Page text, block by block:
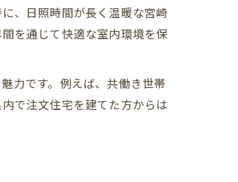
、日照時間が長く温暖な宮崎
を通じて快適な室内環境を保
力です。例えば、共働き世帯
で注文住宅を建てた方からは